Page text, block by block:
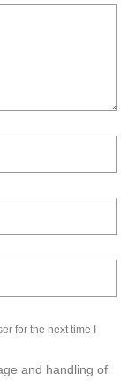
for the next time I
and handling of